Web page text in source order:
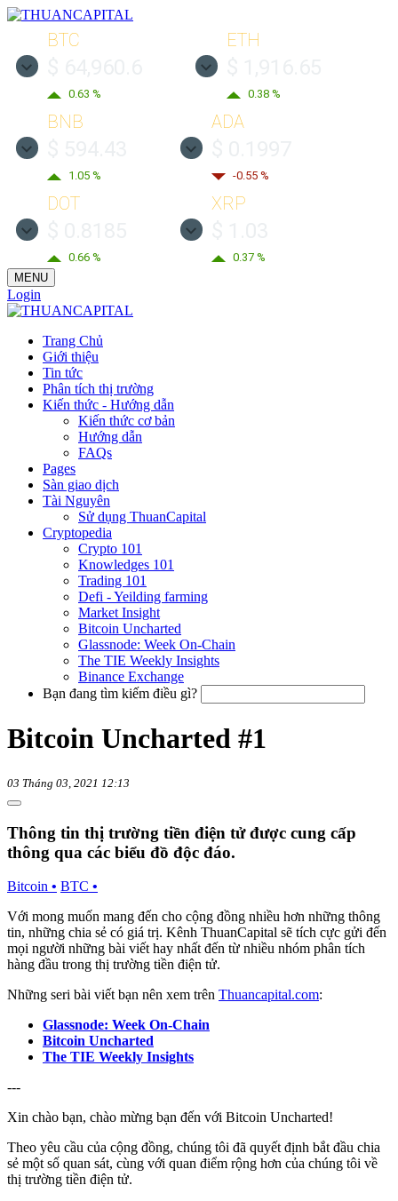
BTC
0.63 %
ETH
0.38 %
BNB
1.05 %
ADA
-0.55 %
DOT
0.66 %
XRP
0.37 %
MENU
Login
Trang Chủ
Giới thiệu
Tin tức
Phân tích thị trường
Kiến thức - Hướng dẫn
Kiến thức cơ bản
Hướng dẫn
FAQs
Pages
Sàn giao dịch
Tài Nguyên
Sử dụng ThuanCapital
Cryptopedia
Crypto 101
Knowledges 101
Trading 101
Defi - Yeilding farming
Market Insight
Bitcoin Uncharted
Glassnode: Week On-Chain
The TIE Weekly Insights
Binance Exchange
Bạn đang tìm kiếm điều gì?
Bitcoin Uncharted #1
03 Tháng 03, 2021 12:13
Thông tin thị trường tiền điện tử được cung cấp
thông qua các biểu đồ độc đáo.
Bitcoin • BTC •
Với mong muốn mang đến cho cộng đồng nhiều hơn những thông
tin, những chia sẻ có giá trị. Kênh ThuanCapital sẽ tích cực gửi đến
mọi người những bài viết hay nhất đến từ nhiều nhóm phân tích
hàng đầu trong thị trường tiền điện tử.
Những seri bài viết bạn nên xem trên Thuancapital.com:
Glassnode: Week On-Chain
Bitcoin Uncharted
The TIE Weekly Insights
---
Xin chào bạn, chào mừng bạn đến với Bitcoin Uncharted!
Theo yêu cầu của cộng đồng, chúng tôi đã quyết định bắt đầu chia
sẻ một số quan sát, cùng với quan điểm rộng hơn của chúng tôi về
thị trường tiền điện tử.